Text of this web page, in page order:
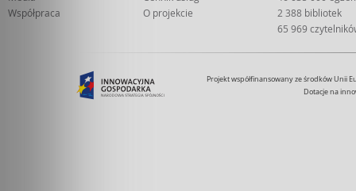
Współpraca
O projekcie
2 388 bibliotek
65 969
Projekt współfinansowany ze środków Unii
Dotacje na